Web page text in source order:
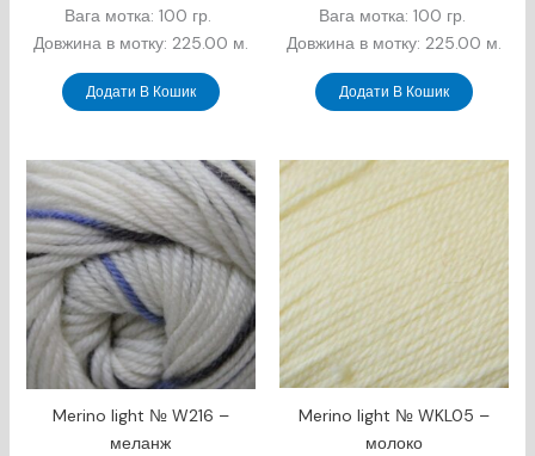
Вага мотка: 100 гр.
Довжина в мотку: 225.00 м.
Додати В Кошик
Вага мотка: 100 гр.
Довжина в мотку: 225.00 м.
Додати В Кошик
Merino light № W216 –
меланж
Merino light № WKL05 –
молоко